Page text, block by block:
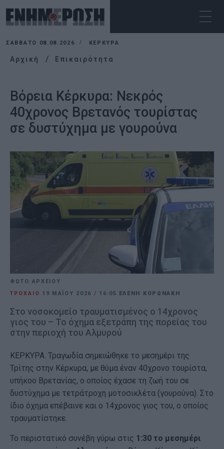
ΣΆΒΒΑΤΟ 08.08.2026 ΚΕΡΚΥΡΑ
Αρχική Επικαιρότητα
Βόρεια Κέρκυρα: Νεκρός
40χρονος Βρετανός τουρίστας
σε δυστύχημα με γουρούνα
ΦΩΤΟ ΑΡΧΕΙΟΥ
ΤΡΟΧΑΙΟ 19 ΜΑΪ́ΟΥ 2026 / 16:05 ΕΛΕΝΗ ΚΟΡΩΝΑΚΗ
Στο νοσοκομείο τραυματισμένος ο 14χρονος
γιος του – Το όχημα εξετράπη της πορείας του
στην περιοχή του Αλμυρού
ΚΕΡΚΥΡΑ. Τραγωδία σημειώθηκε το μεσημέρι της
Τρίτης στην Κέρκυρα, με θύμα έναν 40χρονο τουρίστα,
υπήκοο Βρετανίας, ο οποίος έχασε τη ζωή του σε
δυστύχημα με τετράτροχη μοτοσικλέτα (γουρούνα). Στο
ίδιο όχημα επέβαινε και ο 14χρονος γιος του, ο οποίος
τραυματίστηκε.
Το περιστατικό συνέβη γύρω στις 1:30 το μεσημέρι